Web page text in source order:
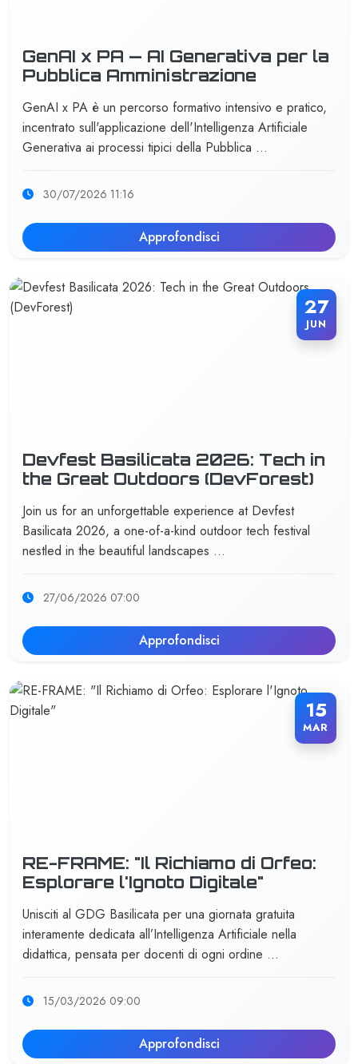
GenAI x PA — AI Generativa per la
Pubblica Amministrazione
GenAI x PA è un percorso formativo intensivo e pratico,
incentrato sull'applicazione dell'Intelligenza Artificiale
Generativa ai processi tipici della Pubblica …
30/07/2026 11:16
Approfondisci
27
JUN
Devfest Basilicata 2026: Tech in
the Great Outdoors (DevForest)
Join us for an unforgettable experience at Devfest
Basilicata 2026, a one-of-a-kind outdoor tech festival
nestled in the beautiful landscapes …
27/06/2026 07:00
Approfondisci
15
MAR
RE-FRAME: "Il Richiamo di Orfeo:
Esplorare l'Ignoto Digitale"
Unisciti al GDG Basilicata per una giornata gratuita
interamente dedicata all’Intelligenza Artificiale nella
didattica, pensata per docenti di ogni ordine …
15/03/2026 09:00
Approfondisci